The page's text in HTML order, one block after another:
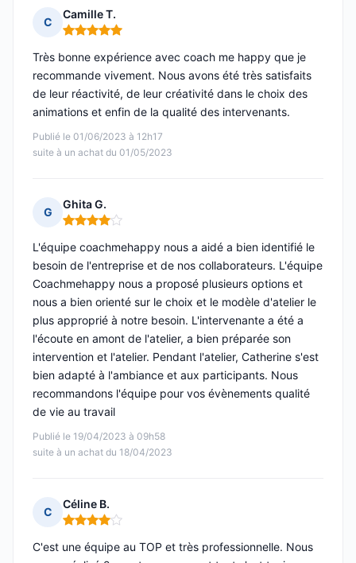
C
Camille T.
Note : 5 sur 5
Publié le 01/06/2023 à 12h17
suite à un achat du 01/05/2023
Très bonne expérience avec coach me happy que je
recommande vivement. Nous avons été très satisfaits
de leur réactivité, de leur créativité dans le choix des
animations et enfin de la qualité des intervenants.
G
Ghita G.
Note : 4 sur 5
Publié le 19/04/2023 à 09h58
suite à un achat du 18/04/2023
L'équipe coachmehappy nous a aidé a bien identifié le
besoin de l'entreprise et de nos collaborateurs. L'équipe
Coachmehappy nous a proposé plusieurs options et
nous a bien orienté sur le choix et le modèle d'atelier le
plus approprié à notre besoin. L'intervenante a été a
l'écoute en amont de l'atelier, a bien préparée son
intervention et l'atelier. Pendant l'atelier, Catherine s'est
bien adapté à l'ambiance et aux participants. Nous
recommandons l'équipe pour vos évènements qualité
de vie au travail
C
Céline B.
Note : 4 sur 5
C'est une équipe au TOP et très professionnelle. Nous